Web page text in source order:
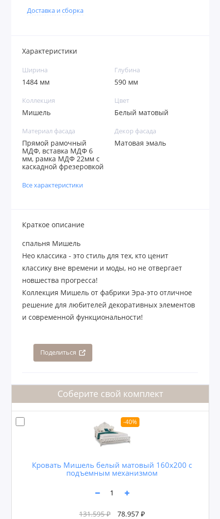
Доставка и сборка
Характеристики
Ширина
1484 мм
Глубина
590 мм
Коллекция
Мишель
Цвет
Белый матовый
Материал фасада
Прямой рамочный
МДФ, вставка МДФ 6
мм, рамка МДФ 22мм с
каскадной фрезеровкой
Декор фасада
Матовая эмаль
Все характеристики
Краткое описание
спальня Мишель
Нео классика - это стиль для тех, кто ценит
классику вне времени и моды, но не отвергает
новшества прогресса!
Коллекция Мишель от фабрики Эра-это отличное
решение для любителей декоративных элементов
и современной функциональности!
Поделиться
Соберите свой комплект
-40%
Кровать Мишель белый матовый 160х200 с
подъемным механизмом
131.595 ₽ 78.957 ₽